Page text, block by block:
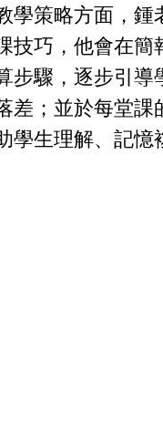
學策略方面，鍾
技巧，他會在簡
步驟，逐步引導
差；並於每堂課
學生理解、記憶